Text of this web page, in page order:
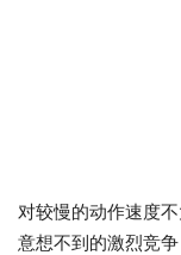
对较慢的动作速度
意想不到的激烈竞